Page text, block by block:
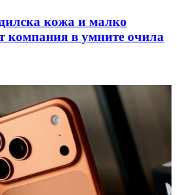
кожа и малко
компания в умните очила